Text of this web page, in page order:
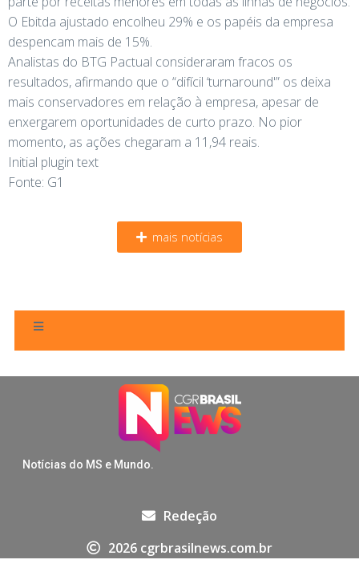
O Ebitda ajustado encolheu 29% e os papéis da empresa
despencam mais de 15%.
Analistas do BTG Pactual consideraram fracos os
resultados, afirmando que o “difícil ‘turnaround'” os deixa
mais conservadores em relação à empresa, apesar de
enxergarem oportunidades de curto prazo. No pior
momento, as ações chegaram a 11,94 reais.
Initial plugin text
Fonte: G1
mais notícias
Notícias do MS e Mundo.
Redeção
2026 cgrbrasilnews.com.br